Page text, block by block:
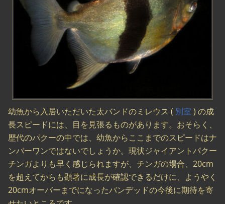
幼魚から入居いただいた太バンドのミレウス ( 別室 ) の成
長スピードには、目を見張るものがあります。おそらく、
歴代のパクーの中では、幼魚からここまでのスピードはナ
ンバーワンではないでしょうか。現状ジャイアントパクー
チンガよりも早く感じられますが、チンガの場合、20cm
を超えてからも顕著に成長が確認できるだけに、ようやく
20cmオーバーまでになったバンデッドの今後に期待を寄